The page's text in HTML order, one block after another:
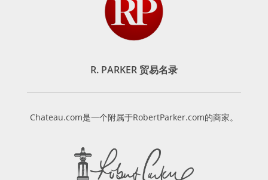
R. PARKER 贸易名录
Chateau.com是一个附属于RobertParker.com的商家。